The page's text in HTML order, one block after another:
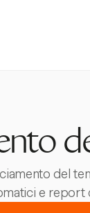
del
e report